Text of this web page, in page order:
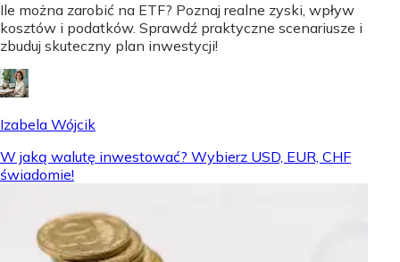
Ile można zarobić na ETF? Poznaj realne zyski, wpływ
kosztów i podatków. Sprawdź praktyczne scenariusze i
zbuduj skuteczny plan inwestycji!
Izabela Wójcik
W jaką walutę inwestować? Wybierz USD, EUR, CHF
świadomie!